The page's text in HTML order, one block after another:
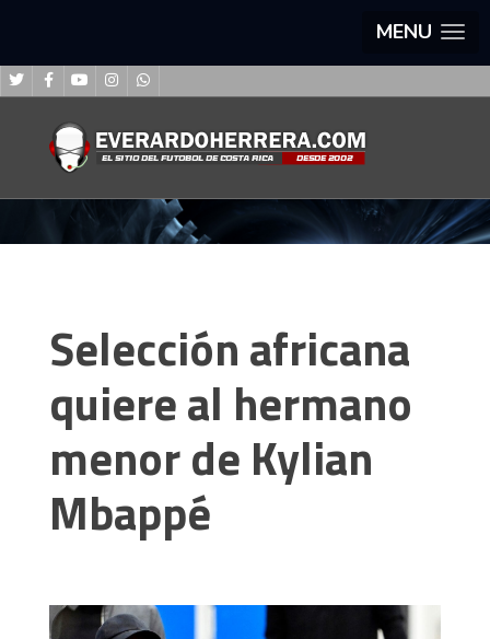
MENU
Selección africana
quiere al hermano
menor de Kylian
Mbappé